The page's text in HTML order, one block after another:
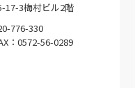
17-3梅村ビル2階
776-330
：0572-56-0289